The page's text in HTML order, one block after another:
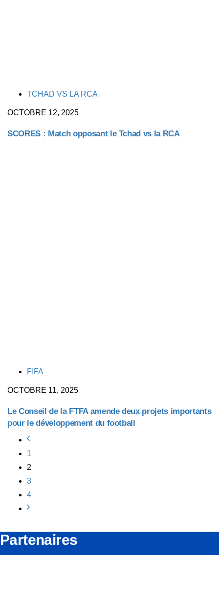
TAGSTCHAD VS LA RCA
OCTOBRE 12, 2025
SCORES : Match opposant le Tchad vs la RCA
TAGSFIFA
OCTOBRE 11, 2025
Le Conseil de la FTFA amende deux projets importants
pour le développement du football
1
2
3
4
Partenaires